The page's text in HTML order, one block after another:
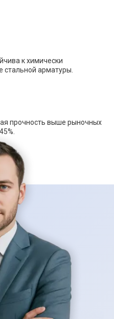
к химически
стальной арматуры.
прочность выше рыночных